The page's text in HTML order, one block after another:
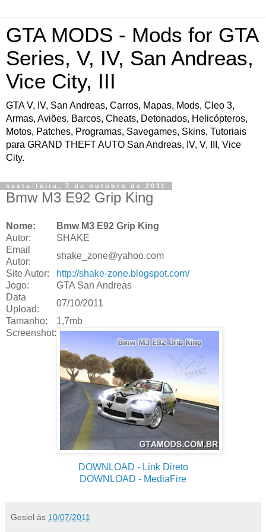
GTA MODS - Mods for GTA
Series, V, IV, San Andreas,
Vice City, III
GTA V, IV, San Andreas, Carros, Mapas, Mods, Cleo 3,
Armas, Aviões, Barcos, Cheats, Detonados, Helicópteros,
Motos, Patches, Programas, Savegames, Skins, Tutoriais
para GRAND THEFT AUTO San Andreas, IV, V, III, Vice
City.
sexta-feira, 7 de outubro de 2011
Bmw M3 E92 Grip King
Nome:
Bmw M3 E92 Grip King
Autor:
SHAKE
Email
Autor:
shake_zone@yahoo.com
Site Autor:
http://shake-zone.blogspot.com/
Jogo:
GTA San Andreas
Data
Upload:
07/10/2011
Tamanho:
1,7mb
Screenshot:
DOWNLOAD - Link Direto
DOWNLOAD - MediaFire
Gesiel às 10/07/2011